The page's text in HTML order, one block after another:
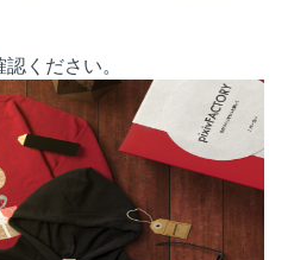
ください。